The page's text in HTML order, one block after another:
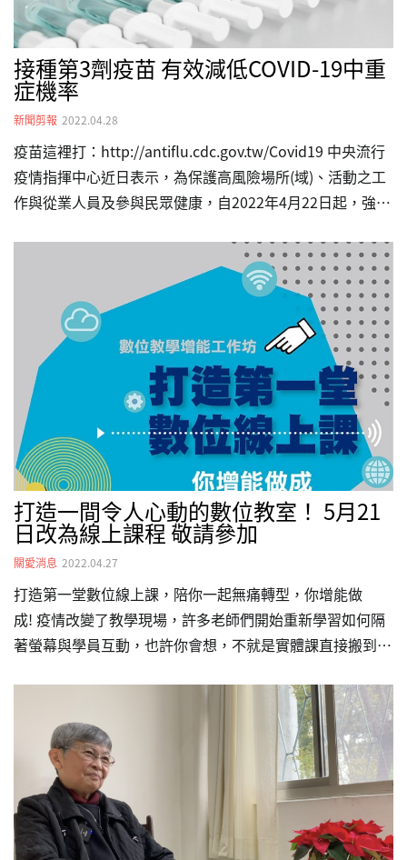
接種第3劑疫苗 有效減低COVID-19中重
症機率
新聞剪報 2022.04.28
疫苗這裡打：http://antiflu.cdc.gov.tw/Covid19 中央流行
疫情指揮中心近日表示，為保護高風險場所(域)、活動之工
作與從業人員及參與民眾健康，自2022年4月22日起，強化
一、屬於維持醫療量能、維持防疫量能及高接觸風險工作
者、維持國家安全及社會機能正常運作者（即COVID-19公
費疫苗接種對象第1、2、3、7類對象）與矯正機關、殯葬
場所工作人員等，以及教育部、經濟部、勞動部及衛生福利
部業管之24類場所(域)人員。 二、…
打造一間令人心動的數位教室！ 5月21
日改為線上課程 敬請參加
關愛消息 2022.04.27
打造第一堂數位線上課，陪你一起無痛轉型，你增能做
成! 疫情改變了教學現場，許多老師們開始重新學習如何隔
著螢幕與學員互動，也許你會想，不就是實體課直接搬到電
中、有聽沒有懂，你需要的是，系統化的「教學的技巧」與
「互動的技術」! 有了精準的口語表達與肢體動作，在線上
的舞台，彷彿置身雲端般輕鬆! 【課前準備】好的開始，就
是成功的一大步!重新建立教學心態Zoom、Webex、
Google meet等太多不知道怎麼挑?用最少的教學軟體，完
成最豐富的課程! 【課中實戰】正式上場，展現舞台魅力!角
色扮演、…